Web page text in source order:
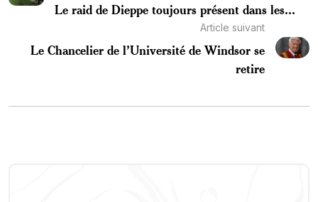
Le raid de Dieppe toujours présent dans les...
Article suivant
Le Chancelier de l’Université de Windsor se
retire